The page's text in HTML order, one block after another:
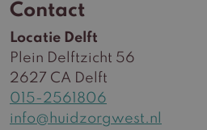
Contact
Locatie Delft
Plein Delftzicht 56
2627 CA Delft
015-2561806
info@huidzorgwest.nl